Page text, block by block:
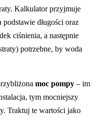
Kalkulator przyjmuje
długości oraz
ciśnienia, a następnie
potrzebne, by woda
moc pompy – im
tym mocniejszy
Traktuj te wartości jako